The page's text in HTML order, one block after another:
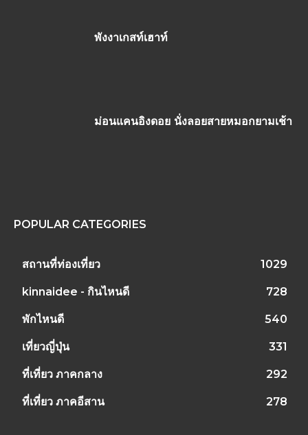
พังงาเกสท์เฮาท์
ม่อนแคนอิงดอย นั่งลอยสายหมอกยามเช้า
POPULAR CATEGORIES
สถานที่ท่องเที่ยว 1029
kinnaidee - กินไหนดี 728
พักไหนดี 540
เที่ยวญี่ปุ่น 331
ที่เที่ยว ภาคกลาง 292
ที่เที่ยว ภาคอีสาน 278